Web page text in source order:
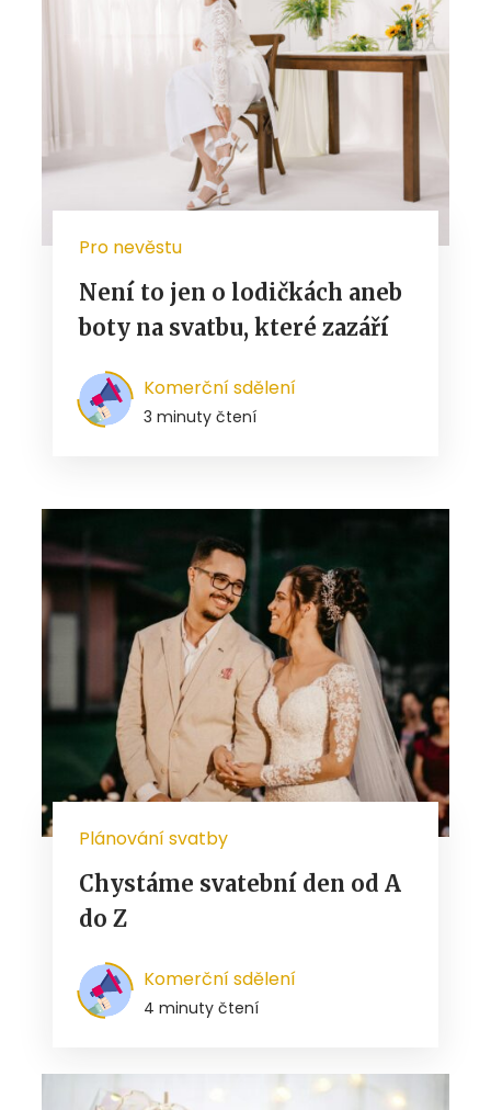
Pro nevěstu
Není to jen o lodičkách aneb
boty na svatbu, které zazáří
Komerční sdělení
3 minuty čtení
Plánování svatby
Chystáme svatební den od A
do Z
Komerční sdělení
4 minuty čtení